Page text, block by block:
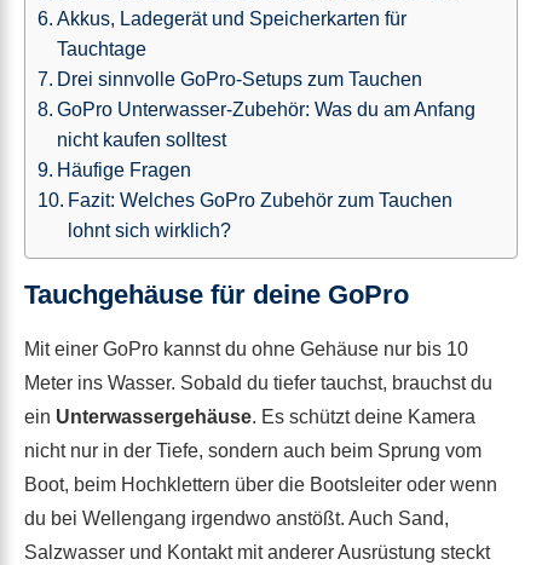
Akkus, Ladegerät und Speicherkarten für
Tauchtage
Drei sinnvolle GoPro-Setups zum Tauchen
GoPro Unterwasser-Zubehör: Was du am Anfang
nicht kaufen solltest
Häufige Fragen
Fazit: Welches GoPro Zubehör zum Tauchen
lohnt sich wirklich?
Tauchgehäuse für deine GoPro
Mit einer GoPro kannst du ohne Gehäuse nur bis 10
Meter ins Wasser. Sobald du tiefer tauchst, brauchst du
ein Unterwassergehäuse. Es schützt deine Kamera
nicht nur in der Tiefe, sondern auch beim Sprung vom
Boot, beim Hochklettern über die Bootsleiter oder wenn
du bei Wellengang irgendwo anstößt. Auch Sand,
Salzwasser und Kontakt mit anderer Ausrüstung steckt